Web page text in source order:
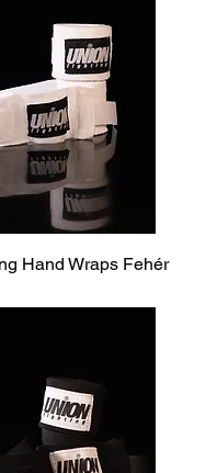
Hand Wraps Fehér